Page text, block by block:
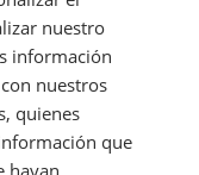
SPANISH
nuestro
información
nuestros
quienes
que
hayan